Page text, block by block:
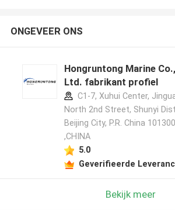
ONGEVEER ONS
Hongruntong Marine Co.,
Ltd. fabrikant profiel
C1-7, Xuhui Center,
North 2nd Street, Shunyi
Beijing City, P.R. China 101300
,CHINA
5.0
Geverifieerde
Bekijk meer